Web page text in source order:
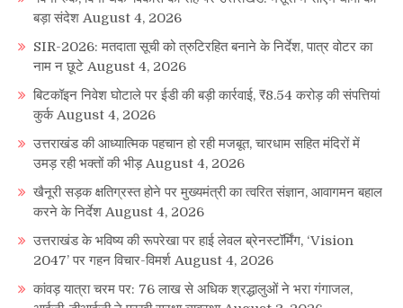
बड़ा संदेश August 4, 2026
SIR-2026: मतदाता सूची को त्रुटिरहित बनाने के निर्देश, पात्र वोटर का
नाम न छूटे August 4, 2026
बिटकॉइन निवेश घोटाले पर ईडी की बड़ी कार्रवाई, ₹8.54 करोड़ की संपत्तियां
कुर्क August 4, 2026
उत्तराखंड की आध्यात्मिक पहचान हो रही मजबूत, चारधाम सहित मंदिरों में
उमड़ रही भक्तों की भीड़ August 4, 2026
खैनूरी सड़क क्षतिग्रस्त होने पर मुख्यमंत्री का त्वरित संज्ञान, आवागमन बहाल
करने के निर्देश August 4, 2026
उत्तराखंड के भविष्य की रूपरेखा पर हाई लेवल ब्रेनस्टॉर्मिंग, ‘Vision
2047’ पर गहन विचार-विमर्श August 4, 2026
कांवड़ यात्रा चरम पर: 76 लाख से अधिक श्रद्धालुओं ने भरा गंगाजल,